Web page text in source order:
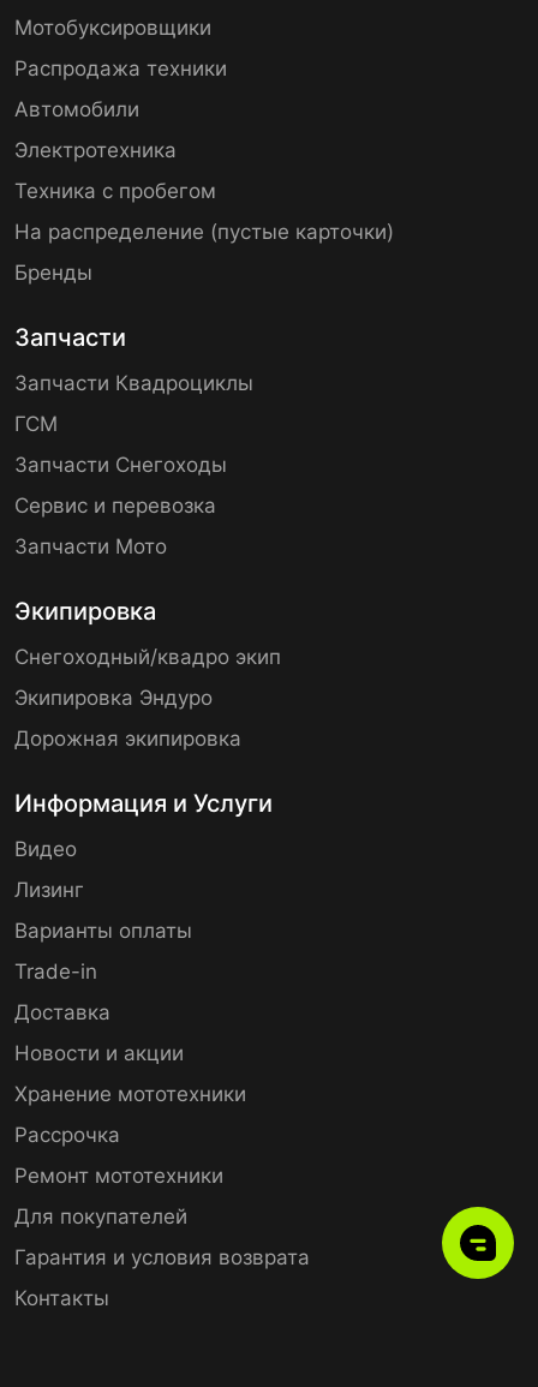
Мотобуксировщики
Распродажа техники
Автомобили
Электротехника
Техника с пробегом
На распределение (пустые карточки)
Бренды
Запчасти
Запчасти Квадроциклы
ГСМ
Запчасти Снегоходы
Сервис и перевозка
Запчасти Мото
Экипировка
Снегоходный/квадро экип
Экипировка Эндуро
Дорожная экипировка
Информация и Услуги
Видео
Лизинг
Варианты оплаты
Trade-in
Доставка
Новости и акции
Хранение мототехники
Рассрочка
Ремонт мототехники
Для покупателей
Гарантия и условия возврата
Контакты